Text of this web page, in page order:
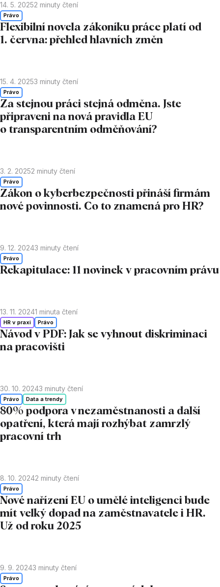
14. 5. 20252 minuty čtení
Právo
Flexibilní novela zákoníku práce platí od
1. června: přehled hlavních změn
15. 4. 20253 minuty čtení
Právo
Za stejnou práci stejná odměna. Jste
připraveni na nová pravidla EU
o transparentním odměňování?
3. 2. 20252 minuty čtení
Právo
Zákon o kyberbezpečnosti přináší firmám
nové povinnosti. Co to znamená pro HR?
9. 12. 20243 minuty čtení
Právo
Rekapitulace: 11 novinek v pracovním právu
13. 11. 20241 minuta čtení
HR v praxi Právo
Návod v PDF: Jak se vyhnout diskriminaci
na pracovišti
30. 10. 20243 minuty čtení
Právo Data a trendy
80% podpora v nezaměstnanosti a další
opatření, která mají rozhýbat zamrzlý
pracovní trh
8. 10. 20242 minuty čtení
Právo
Nové nařízení EU o umělé inteligenci bude
mít velký dopad na zaměstnavatele i HR.
Už od roku 2025
9. 9. 20243 minuty čtení
Právo